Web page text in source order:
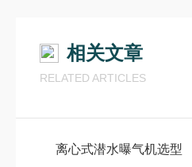
相关文章
RELATED ARTICLES
离心式潜水曝气机选型